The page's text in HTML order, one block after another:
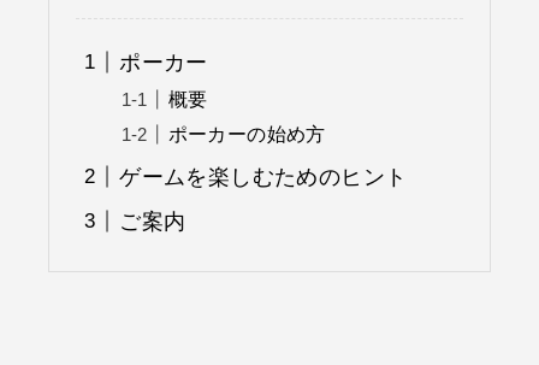
ポーカー
概要
ポーカーの始め方
ゲームを楽しむためのヒント
ご案内